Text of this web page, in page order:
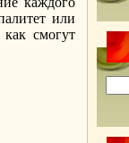
или
смогут